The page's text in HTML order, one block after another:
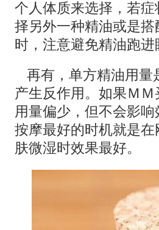
个人体质来选择，若
择另外一种精油或是
时，注意避免精油跑进
再有，单方精油用量
产生反作用。如果Ｍ
用量偏少，但不会影
按摩最好的时机就是
肤微湿时效果最好。